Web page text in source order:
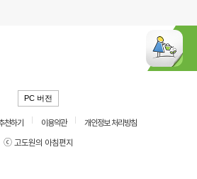
PC 버전
천하기 이용약관
개인정보 처리방침
ⓒ 고도원의 아침편지